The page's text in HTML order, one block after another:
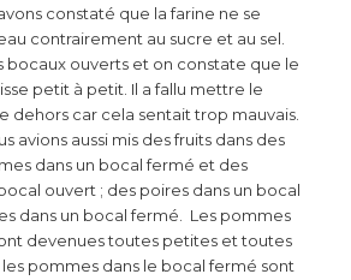
constaté que la farine ne se
contrairement au sucre et au sel.
bocaux ouverts et on constate que le
petit à petit. Il a fallu mettre le
dehors car cela sentait trop mauvais.
avions aussi mis des fruits dans des
dans un bocal fermé et des
ouvert ; des poires dans un bocal
dans un bocal fermé. Les pommes
devenues toutes petites et toutes
pommes dans le bocal fermé sont